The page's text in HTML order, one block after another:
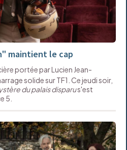
maintient le cap
portée par Lucien Jean-
solide sur TF1. Ce jeudi soir,
du palais disparus'est
5.